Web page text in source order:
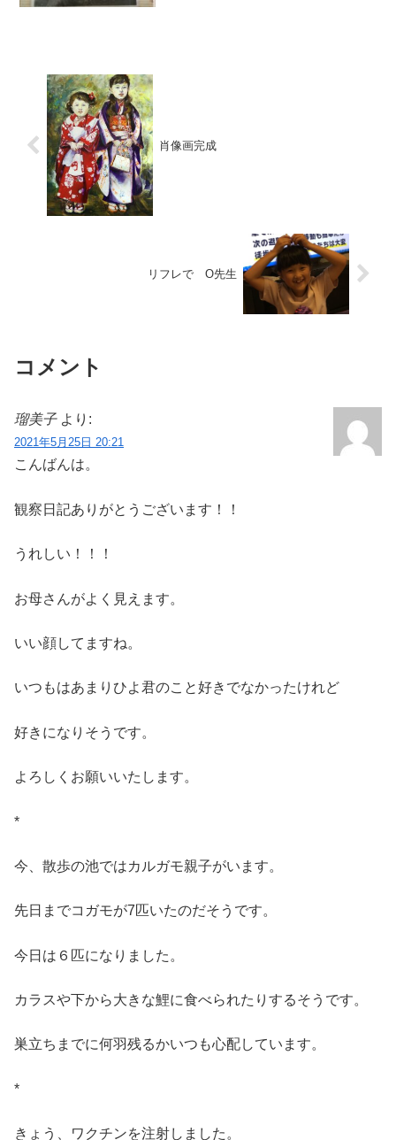
肖像画完成
リフレで O先生
コメント
瑠美子 より:
2021年5月25日 20:21
こんばんは。
観察日記ありがとうございます！！
うれしい！！！
お母さんがよく見えます。
いい顔してますね。
いつもはあまりひよ君のこと好きでなかったけれど
好きになりそうです。
よろしくお願いいたします。
*
今、散歩の池ではカルガモ親子がいます。
先日までコガモが7匹いたのだそうです。
今日は６匹になりました。
カラスや下から大きな鯉に食べられたりするそうです。
巣立ちまでに何羽残るかいつも心配しています。
*
きょう、ワクチンを注射しました。